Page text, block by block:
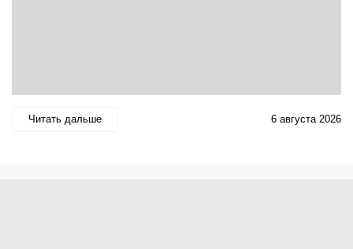
Читать дальше 6 августа 2026